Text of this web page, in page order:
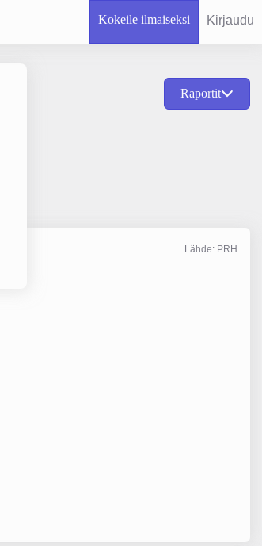
Kokeile ilmaiseksi Kirjaudu
Raportit
Lähde: PRH